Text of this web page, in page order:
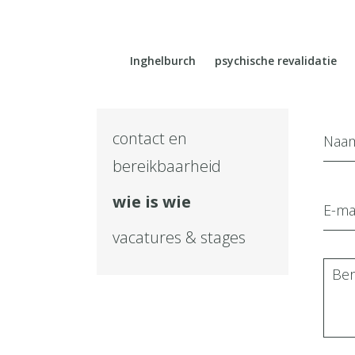
Inghelburch psychische revalidatie
contact en
bereikbaarheid
wie is wie
vacatures & stages